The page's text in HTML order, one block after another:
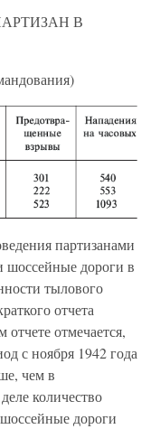
В
партизанами
шоссейные дороги в
тылового
отчета
отмечается,
с ноября 1942 года
чем в
количество
дороги